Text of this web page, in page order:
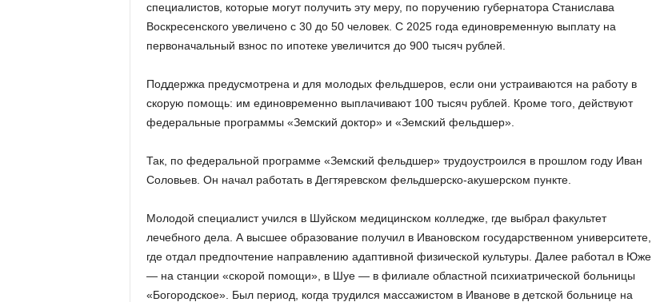
специалистов, которые могут получить эту меру, по поручению губернатора Станислава
Воскресенского увеличено с 30 до 50 человек. С 2025 года единовременную выплату на
первоначальный взнос по ипотеке увеличится до 900 тысяч рублей.
Поддержка предусмотрена и для молодых фельдшеров, если они устраиваются на работу в
скорую помощь: им единовременно выплачивают 100 тысяч рублей. Кроме того, действуют
федеральные программы «Земский доктор» и «Земский фельдшер».
Так, по федеральной программе «Земский фельдшер» трудоустроился в прошлом году Иван
Соловьев. Он начал работать в Дегтяревском фельдшерско-акушерском пункте.
Молодой специалист учился в Шуйском медицинском колледже, где выбрал факультет
лечебного дела. А высшее образование получил в Ивановском государственном университете,
где отдал предпочтение направлению адаптивной физической культуры. Далее работал в Юже
— на станции «скорой помощи», в Шуе — в филиале областной психиатрической больницы
«Богородское». Был период, когда трудился массажистом в Иванове в детской больнице на